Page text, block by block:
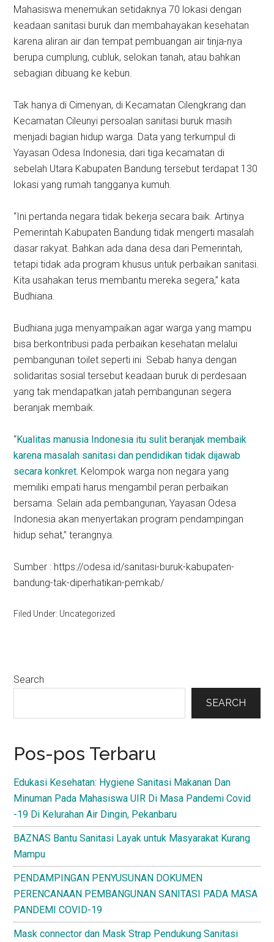
Mahasiswa menemukan setidaknya 70 lokasi dengan
keadaan sanitasi buruk dan membahayakan kesehatan
karena aliran air dan tempat pembuangan air tinja-nya
berupa cumplung, cubluk, selokan tanah, atau bahkan
sebagian dibuang ke kebun.
Tak hanya di Cimenyan, di Kecamatan Cilengkrang dan
Kecamatan Cileunyi persoalan sanitasi buruk masih
menjadi bagian hidup warga. Data yang terkumpul di
Yayasan Odesa Indonesia, dari tiga kecamatan di
sebelah Utara Kabupaten Bandung tersebut terdapat 130
lokasi yang rumah tangganya kumuh.
“Ini pertanda negara tidak bekerja secara baik. Artinya
Pemerintah Kabupaten Bandung tidak mengerti masalah
dasar rakyat. Bahkan ada dana desa dari Pemerintah,
tetapi tidak ada program khusus untuk perbaikan sanitasi.
Kita usahakan terus membantu mereka segera,” kata
Budhiana.
Budhiana juga menyampaikan agar warga yang mampu
bisa berkontribusi pada perbaikan kesehatan melalui
pembangunan toilet seperti ini. Sebab hanya dengan
solidaritas sosial tersebut keadaan buruk di perdesaan
yang tak mendapatkan jatah pembangunan segera
beranjak membaik.
“Kualitas manusia Indonesia itu sulit beranjak membaik
karena masalah sanitasi dan pendidikan tidak dijawab
secara konkret. Kelompok warga non negara yang
memiliki empati harus mengambil peran perbaikan
bersama. Selain ada pembangunan, Yayasan Odesa
Indonesia akan menyertakan program pendampingan
hidup sehat,” terangnya.
Sumber : https://odesa.id/sanitasi-buruk-kabupaten-
bandung-tak-diperhatikan-pemkab/
Filed Under: Uncategorized
Primary
Search
SEARCH
Pos-pos Terbaru
Edukasi Kesehatan: Hygiene Sanitasi Makanan Dan
Minuman Pada Mahasiswa UIR Di Masa Pandemi Covid
-19 Di Kelurahan Air Dingin, Pekanbaru
BAZNAS Bantu Sanitasi Layak untuk Masyarakat Kurang
Mampu
PENDAMPINGAN PENYUSUNAN DOKUMEN
PERENCANAAN PEMBANGUNAN SANITASI PADA MASA
PANDEMI COVID-19
Mask connector dan Mask Strap Pendukung Sanitasi